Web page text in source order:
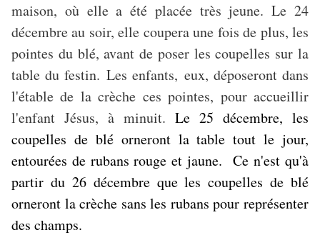
maison, où elle a été placée très jeune. Le 24
décembre au soir, elle coupera une fois de plus, les
pointes du blé, avant de poser les coupelles sur la
table du festin. Les enfants, eux, déposeront dans
l'étable de la crèche ces pointes, pour accueillir
l'enfant Jésus, à minuit. Le 25 décembre, les
coupelles de blé orneront la table tout le jour,
entourées de rubans rouge et jaune. Ce n'est qu'à
partir du 26 décembre que les coupelles de blé
orneront la crèche sans les rubans pour représenter
des champs.